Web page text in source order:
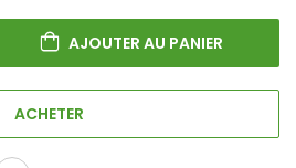
AJOUTER AU PANIER
ACHETER